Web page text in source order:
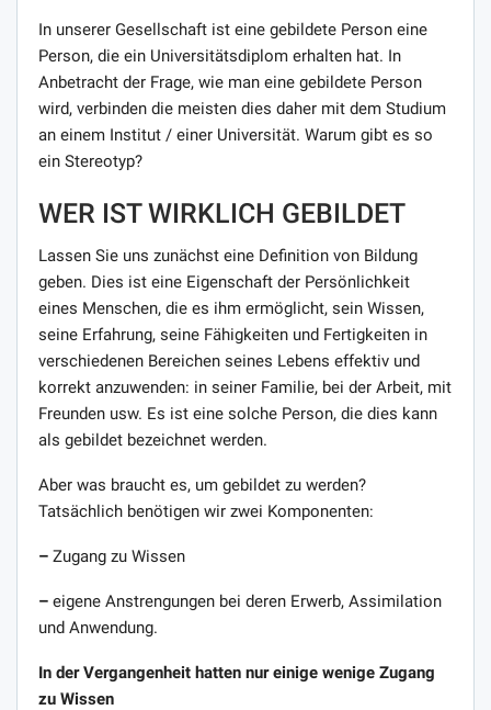
In unserer Gesellschaft ist eine gebildete Person eine
Person, die ein Universitätsdiplom erhalten hat. In
Anbetracht der Frage, wie man eine gebildete Person
wird, verbinden die meisten dies daher mit dem Studium
an einem Institut / einer Universität. Warum gibt es so
ein Stereotyp?
WER IST WIRKLICH GEBILDET
Lassen Sie uns zunächst eine Definition von Bildung
geben. Dies ist eine Eigenschaft der Persönlichkeit
eines Menschen, die es ihm ermöglicht, sein Wissen,
seine Erfahrung, seine Fähigkeiten und Fertigkeiten in
verschiedenen Bereichen seines Lebens effektiv und
korrekt anzuwenden: in seiner Familie, bei der Arbeit, mit
Freunden usw. Es ist eine solche Person, die dies kann
als gebildet bezeichnet werden.
Aber was braucht es, um gebildet zu werden?
Tatsächlich benötigen wir zwei Komponenten:
– Zugang zu Wissen
– eigene Anstrengungen bei deren Erwerb, Assimilation
und Anwendung.
In der Vergangenheit hatten nur einige wenige Zugang
zu Wissen